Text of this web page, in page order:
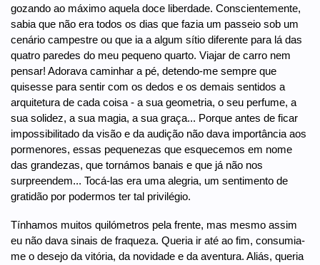
gozando ao máximo aquela doce liberdade. Conscientemente,
sabia que não era todos os dias que fazia um passeio sob um
cenário campestre ou que ia a algum sítio diferente para lá das
quatro paredes do meu pequeno quarto. Viajar de carro nem
pensar! Adorava caminhar a pé, detendo-me sempre que
quisesse para sentir com os dedos e os demais sentidos a
arquitetura de cada coisa - a sua geometria, o seu perfume, a
sua solidez, a sua magia, a sua graça... Porque antes de ficar
impossibilitado da visão e da audição não dava importância aos
pormenores, essas pequenezas que esquecemos em nome
das grandezas, que tornámos banais e que já não nos
surpreendem... Tocá-las era uma alegria, um sentimento de
gratidão por podermos ter tal privilégio.
Tínhamos muitos quilómetros pela frente, mas mesmo assim
eu não dava sinais de fraqueza. Queria ir até ao fim, consumia-
me o desejo da vitória, da novidade e da aventura. Aliás, queria